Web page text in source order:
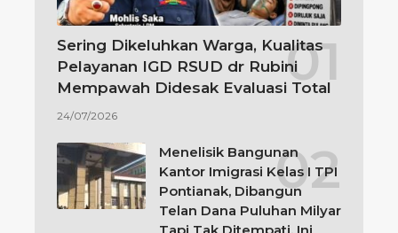
Sering Dikeluhkan Warga, Kualitas
Pelayanan IGD RSUD dr Rubini
Mempawah Didesak Evaluasi Total
24/07/2026
Menelisik Bangunan
Kantor Imigrasi Kelas I TPI
Pontianak, Dibangun
Telan Dana Puluhan Milyar